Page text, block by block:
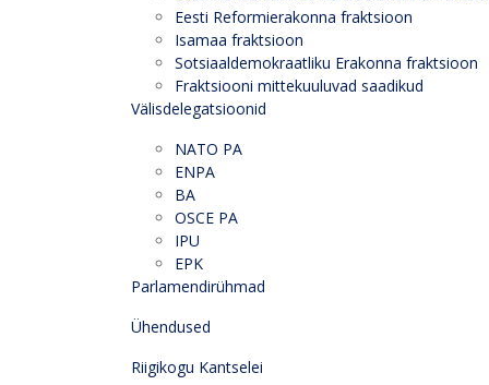
Eesti Reformierakonna fraktsioon
Isamaa fraktsioon
Sotsiaaldemokraatliku Erakonna fraktsioon
Fraktsiooni mittekuuluvad saadikud
Välisdelegatsioonid
NATO PA
ENPA
BA
OSCE PA
IPU
EPK
Parlamendirühmad
Ühendused
Riigikogu Kantselei